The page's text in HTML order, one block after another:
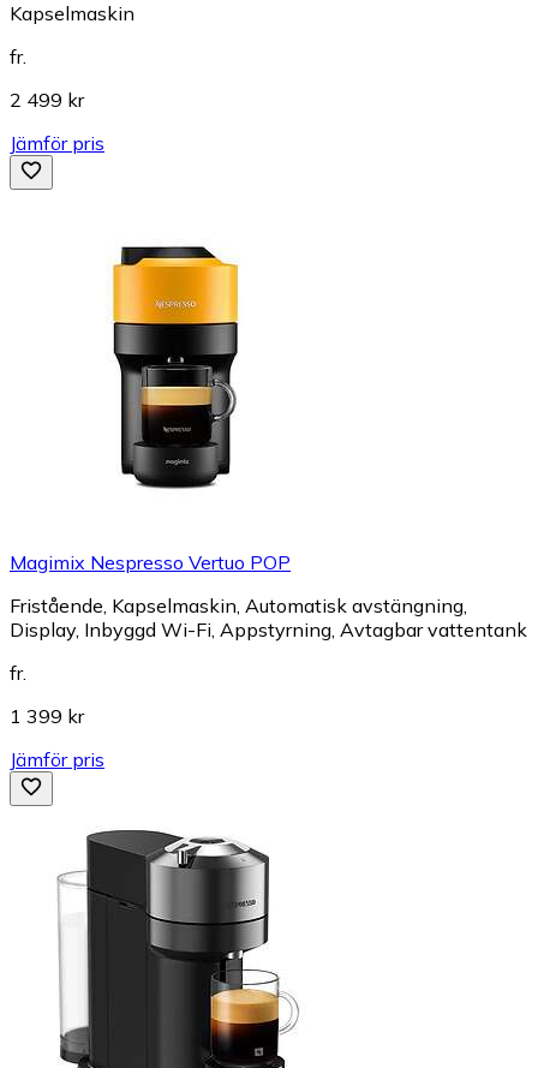
Kapselmaskin
fr.
2 499 kr
Jämför pris
Magimix Nespresso Vertuo POP
Fristående, Kapselmaskin, Automatisk avstängning,
Display, Inbyggd Wi-Fi, Appstyrning, Avtagbar vattentank
fr.
1 399 kr
Jämför pris